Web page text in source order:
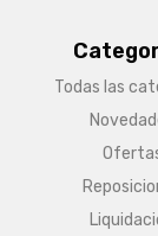
Todas las